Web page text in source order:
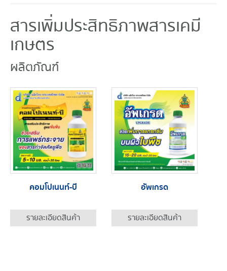
สารเพิ่มประสิทธิภาพสารเคมี
เกษตร
ผลิตภัณฑ์
คอมโปเนนท์-บี
รายละเอียดสินค้า
อัพเกรด
รายละเอียดสินค้า